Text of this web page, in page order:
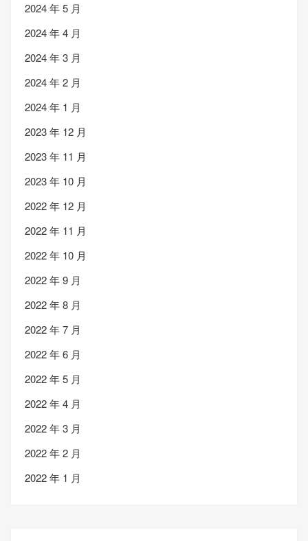
2024 年 5 月
2024 年 4 月
2024 年 3 月
2024 年 2 月
2024 年 1 月
2023 年 12 月
2023 年 11 月
2023 年 10 月
2022 年 12 月
2022 年 11 月
2022 年 10 月
2022 年 9 月
2022 年 8 月
2022 年 7 月
2022 年 6 月
2022 年 5 月
2022 年 4 月
2022 年 3 月
2022 年 2 月
2022 年 1 月